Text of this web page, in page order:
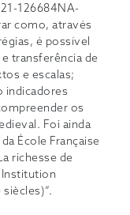
126684NA-
como, através
é possível
transferência de
e escalas;
indicadores
os
Foi ainda
École Française
richesse de
Institution